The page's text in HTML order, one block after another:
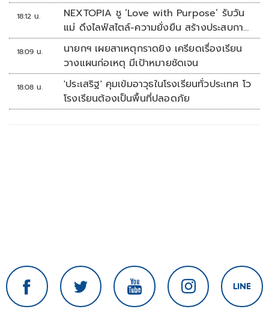
18:12 น.
NEXTOPIA ชู ‘Love with Purpose’ รับวัน
แม่ ดึงไลฟ์สไตล์-ความยั่งยืน สร้างประสบกา
รณ์ช้อปปิงมีความหมาย
18:09 น.
นายกฯ เผยสาเหตุกราดยิง เครียดเรื่องเรียน
วางแผนก่อเหตุ มีเป้าหมายชัดเจน
18:08 น.
'ประเสริฐ' คุมเข้มอาวุธในโรงเรียนทั่วประเทศ โว
โรงเรียนต้องเป็นพื้นที่ปลอดภัย